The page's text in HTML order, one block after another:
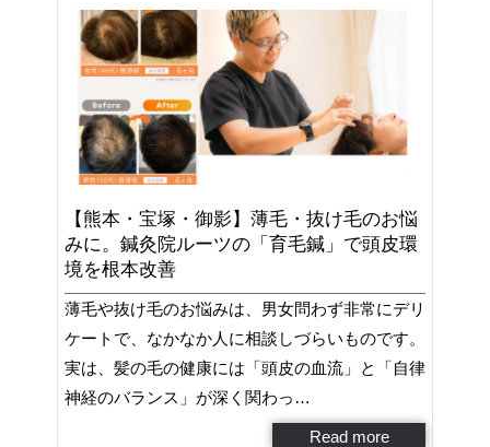
【熊本・宝塚・御影】薄毛・抜け毛のお悩
みに。鍼灸院ルーツの「育毛鍼」で頭皮環
境を根本改善
薄毛や抜け毛のお悩みは、男女問わず非常にデリ
ケートで、なかなか人に相談しづらいものです。
実は、髪の毛の健康には「頭皮の血流」と「自律
神経のバランス」が深く関わっ…
Read more